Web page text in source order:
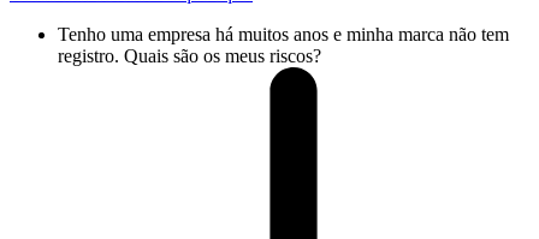
Tenho uma empresa há muitos anos e minha marca não tem
registro. Quais são os meus riscos?